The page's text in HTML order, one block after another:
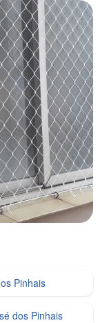
Pinhais
dos Pinhais